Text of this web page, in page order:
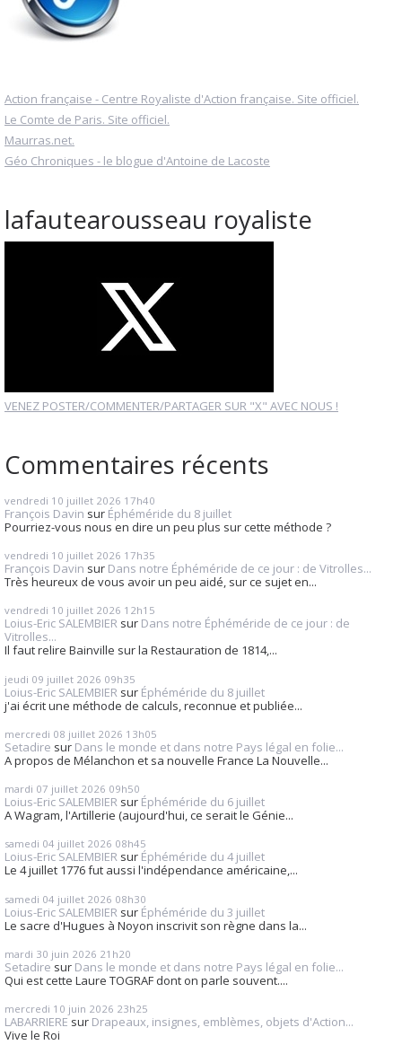
Action française - Centre Royaliste d'Action française. Site officiel.
Le Comte de Paris. Site officiel.
Maurras.net.
Géo Chroniques - le blogue d'Antoine de Lacoste
lafautearousseau royaliste
VENEZ POSTER/COMMENTER/PARTAGER SUR "X" AVEC NOUS !
Commentaires récents
vendredi 10 juillet 2026 17h40
François Davin sur Éphéméride du 8 juillet
Pourriez-vous nous en dire un peu plus sur cette méthode ?
vendredi 10 juillet 2026 17h35
François Davin sur Dans notre Éphéméride de ce jour : de Vitrolles...
Très heureux de vous avoir un peu aidé, sur ce sujet en...
vendredi 10 juillet 2026 12h15
Loius-Eric SALEMBIER sur Dans notre Éphéméride de ce jour : de
Vitrolles...
Il faut relire Bainville sur la Restauration de 1814,...
jeudi 09 juillet 2026 09h35
Loius-Eric SALEMBIER sur Éphéméride du 8 juillet
j'ai écrit une méthode de calculs, reconnue et publiée...
mercredi 08 juillet 2026 13h05
Setadire sur Dans le monde et dans notre Pays légal en folie...
A propos de Mélanchon et sa nouvelle France La Nouvelle...
mardi 07 juillet 2026 09h50
Loius-Eric SALEMBIER sur Éphéméride du 6 juillet
A Wagram, l'Artillerie (aujourd'hui, ce serait le Génie...
samedi 04 juillet 2026 08h45
Loius-Eric SALEMBIER sur Éphéméride du 4 juillet
Le 4 juillet 1776 fut aussi l'indépendance américaine,...
samedi 04 juillet 2026 08h30
Loius-Eric SALEMBIER sur Éphéméride du 3 juillet
Le sacre d'Hugues à Noyon inscrivit son règne dans la...
mardi 30 juin 2026 21h20
Setadire sur Dans le monde et dans notre Pays légal en folie...
Qui est cette Laure TOGRAF dont on parle souvent....
mercredi 10 juin 2026 23h25
LABARRIERE sur Drapeaux, insignes, emblèmes, objets d'Action...
Vive le Roi